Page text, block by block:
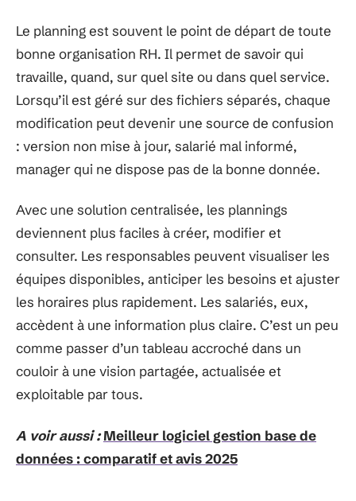
Le planning est souvent le point de départ de toute
bonne organisation RH. Il permet de savoir qui
travaille, quand, sur quel site ou dans quel service.
Lorsqu’il est géré sur des fichiers séparés, chaque
modification peut devenir une source de confusion
: version non mise à jour, salarié mal informé,
manager qui ne dispose pas de la bonne donnée.
Avec une solution centralisée, les plannings
deviennent plus faciles à créer, modifier et
consulter. Les responsables peuvent visualiser les
équipes disponibles, anticiper les besoins et ajuster
les horaires plus rapidement. Les salariés, eux,
accèdent à une information plus claire. C’est un peu
comme passer d’un tableau accroché dans un
couloir à une vision partagée, actualisée et
exploitable par tous.
A voir aussi : Meilleur logiciel gestion base de
données : comparatif et avis 2025